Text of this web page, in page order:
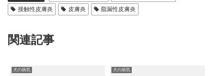
接触性皮膚炎
皮膚炎 脂漏性皮膚炎
関連記事
犬の病気 犬の病気